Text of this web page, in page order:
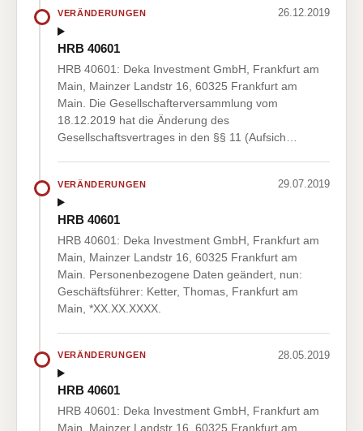
VERÄNDERUNGEN 26.12.2019
HRB 40601
HRB 40601: Deka Investment GmbH, Frankfurt am
Main, Mainzer Landstr 16, 60325 Frankfurt am
Main. Die Gesellschafterversammlung vom
18.12.2019 hat die Änderung des
Gesellschaftsvertrages in den §§ 11 (Aufsich…
VERÄNDERUNGEN 29.07.2019
HRB 40601
HRB 40601: Deka Investment GmbH, Frankfurt am
Main, Mainzer Landstr 16, 60325 Frankfurt am
Main. Personenbezogene Daten geändert, nun:
Geschäftsführer: Ketter, Thomas, Frankfurt am
Main, *XX.XX.XXXX.
VERÄNDERUNGEN 28.05.2019
HRB 40601
HRB 40601: Deka Investment GmbH, Frankfurt am
Main, Mainzer Landstr 16, 60325 Frankfurt am